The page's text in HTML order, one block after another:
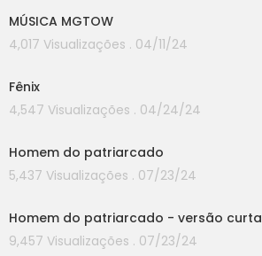
MÚSICA MGTOW
4,017 Visualizações . 04/11/24
Fênix
4,547 Visualizações . 04/24/24
Homem do patriarcado
5,437 Visualizações . 07/23/24
Homem do patriarcado - versão curta
9,457 Visualizações . 07/23/24